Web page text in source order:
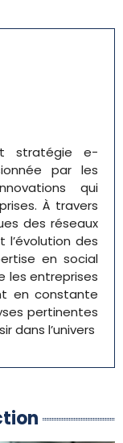
stratégie e-
par les
qui
À travers
des réseaux
l’évolution des
en social
les entreprises
en constante
pertinentes
dans l’univers